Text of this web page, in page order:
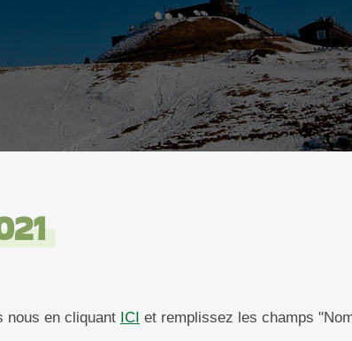
nous en cliquant ICI et remplissez les champs